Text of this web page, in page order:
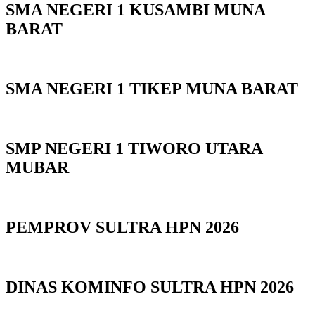
SMA NEGERI 1 KUSAMBI MUNA
BARAT
SMA NEGERI 1 TIKEP MUNA BARAT
SMP NEGERI 1 TIWORO UTARA
MUBAR
PEMPROV SULTRA HPN 2026
DINAS KOMINFO SULTRA HPN 2026